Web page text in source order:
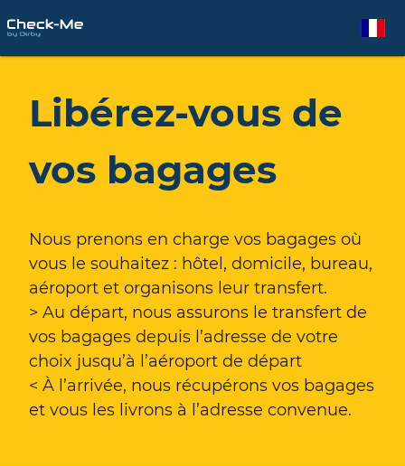
Libérez-vous de
vos bagages
Nous prenons en charge vos bagages où
vous le souhaitez : hôtel, domicile, bureau,
aéroport et organisons leur transfert.
> Au départ, nous assurons le transfert de
vos bagages depuis l’adresse de votre
choix jusqu’à l’aéroport de départ
< À l’arrivée, nous récupérons vos bagages
et vous les livrons à l’adresse convenue.